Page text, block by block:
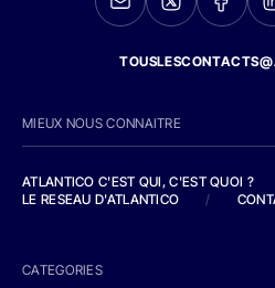
MIEUX NOUS CONNAITRE
ATLANTICO C'EST QUI, C'EST QUOI ?
LE RESEAU D'ATLANTICO
/
CATEGORIES